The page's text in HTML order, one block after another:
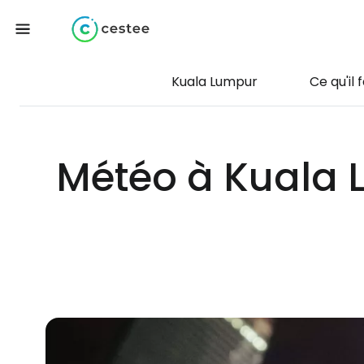
Kuala Lumpur Ce qu'il
Météo à Kuala